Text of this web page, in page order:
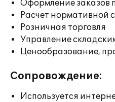
Оформление заказов
Расчет нормативной
Розничная торговля
Управление
Ценообразование,
Сопровождение:
Используется